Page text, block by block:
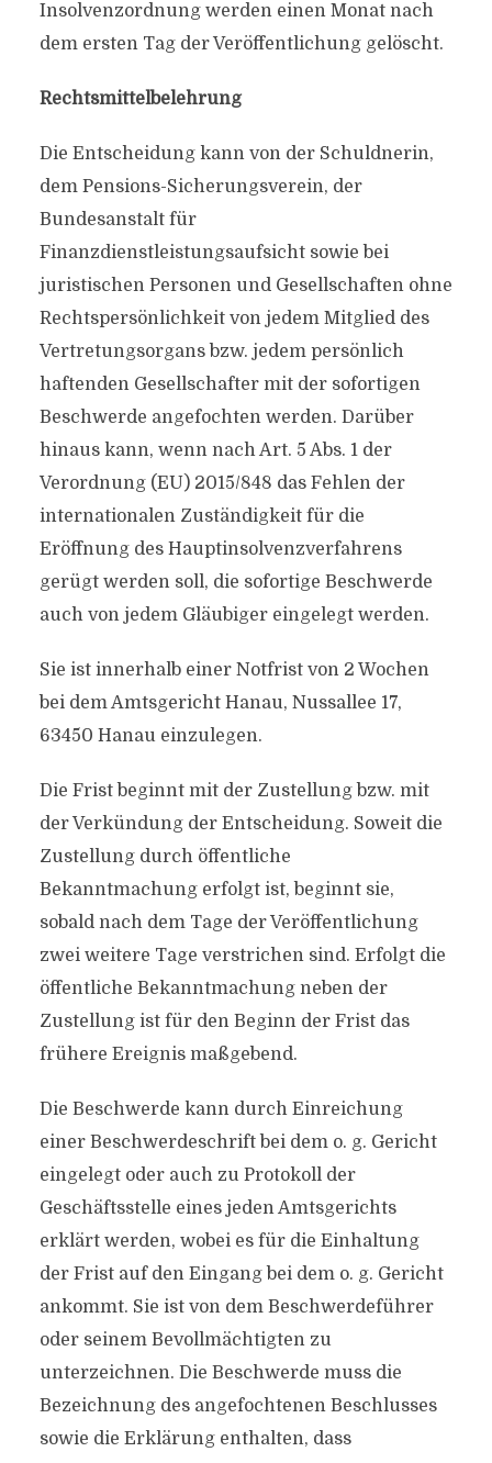
Insolvenzordnung werden einen Monat nach
dem ersten Tag der Veröffentlichung gelöscht.
Rechtsmittelbelehrung
Die Entscheidung kann von der Schuldnerin,
dem Pensions-Sicherungsverein, der
Bundesanstalt für
Finanzdienstleistungsaufsicht sowie bei
juristischen Personen und Gesellschaften ohne
Rechtspersönlichkeit von jedem Mitglied des
Vertretungsorgans bzw. jedem persönlich
haftenden Gesellschafter mit der sofortigen
Beschwerde angefochten werden. Darüber
hinaus kann, wenn nach Art. 5 Abs. 1 der
Verordnung (EU) 2015/848 das Fehlen der
internationalen Zuständigkeit für die
Eröffnung des Hauptinsolvenzverfahrens
gerügt werden soll, die sofortige Beschwerde
auch von jedem Gläubiger eingelegt werden.
Sie ist innerhalb einer Notfrist von 2 Wochen
bei dem Amtsgericht Hanau, Nussallee 17,
63450 Hanau einzulegen.
Die Frist beginnt mit der Zustellung bzw. mit
der Verkündung der Entscheidung. Soweit die
Zustellung durch öffentliche
Bekanntmachung erfolgt ist, beginnt sie,
sobald nach dem Tage der Veröffentlichung
zwei weitere Tage verstrichen sind. Erfolgt die
öffentliche Bekanntmachung neben der
Zustellung ist für den Beginn der Frist das
frühere Ereignis maßgebend.
Die Beschwerde kann durch Einreichung
einer Beschwerdeschrift bei dem o. g. Gericht
eingelegt oder auch zu Protokoll der
Geschäftsstelle eines jeden Amtsgerichts
erklärt werden, wobei es für die Einhaltung
der Frist auf den Eingang bei dem o. g. Gericht
ankommt. Sie ist von dem Beschwerdeführer
oder seinem Bevollmächtigten zu
unterzeichnen. Die Beschwerde muss die
Bezeichnung des angefochtenen Beschlusses
sowie die Erklärung enthalten, dass